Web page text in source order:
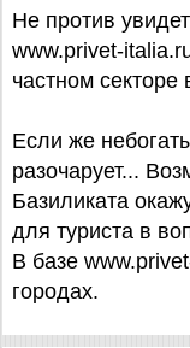
Не против
www.privet-
частном секторе
Если же
разочарует...
Базиликата
для туриста в
В базе
городах.